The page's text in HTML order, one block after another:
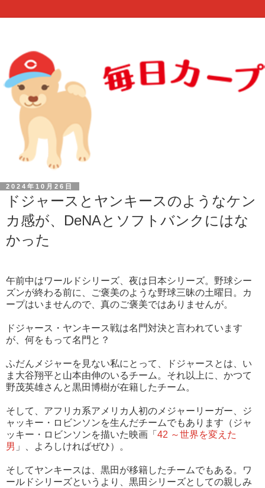
2024年10月26日
ドジャースとヤンキースのようなケン
カ感が、DeNAとソフトバンクにはな
かった
午前中はワールドシリーズ、夜は日本シリーズ。野球シー
ズンが終わる前に、ご褒美のような野球三昧の土曜日。カ
ープはいませんので、真のご褒美ではありませんが。
ドジャース・ヤンキース戦は名門対決と言われています
が、何をもって名門と？
ふだんメジャーを見ない私にとって、ドジャースとは、い
ま大谷翔平と山本由伸のいるチーム。それ以上に、かつて
野茂英雄さんと黒田博樹が在籍したチーム。
そして、アフリカ系アメリカ人初のメジャーリーガー、ジ
ャッキー・ロビンソンを生んだチームでもあります（ジャ
ッキー・ロビンソンを描いた映画「 42 ～世界を変えた
男 」、よろしければぜひ）。
そしてヤンキースは、黒田が移籍したチームでもある。ワ
ールドシリーズというより、黒田シリーズとしての親しみ